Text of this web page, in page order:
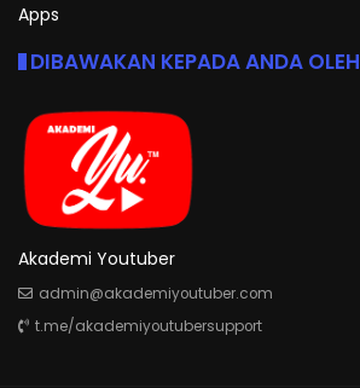
Apps
DIBAWAKAN KEPADA ANDA OLEH
Akademi Youtuber
admin@akademiyoutuber.com
t.me/akademiyoutubersupport